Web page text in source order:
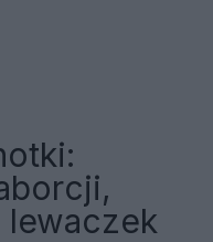
lewaczek